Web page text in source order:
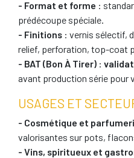
- Format et forme :
prédécoupe spéciale.
- Finitions : vernis sélectif,
relief, perforation, top-coat
- BAT (Bon À Tirer) :
avant production série pour
USAGES ET
- Cosmétique et
valorisantes sur pots,
- Vins, spiritueux et